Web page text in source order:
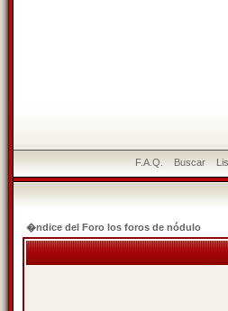
F.A.Q. Buscar
�ndice del Foro los foros de nódulo